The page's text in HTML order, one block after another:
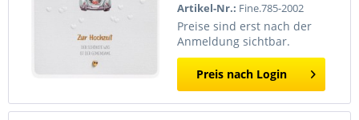
Artikel-Nr.: Fine.785-2002
Preise sind erst nach der
Anmeldung sichtbar.
Preis nach Login